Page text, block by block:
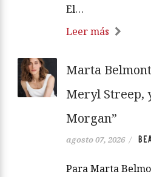
El…
Leer más
Marta
Meryl Streep,
Morgan”
agosto 07, 2026 /
Para Marta